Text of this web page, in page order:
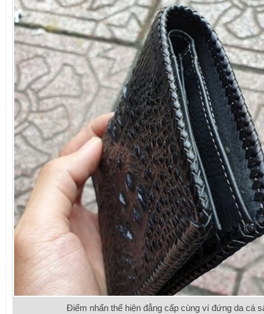
Điểm nhấn thể hiện đẳng cấp cùng ví đứng da cá